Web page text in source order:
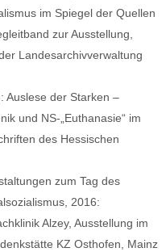
im Spiegel der Quellen
zur Ausstellung,
Landesarchivverwaltung
Auslese der Starken –
und NS-„Euthanasie“ im
des Hessischen
zum Tag des
2016:
Alzey, Ausstellung im
KZ Osthofen, Mainz